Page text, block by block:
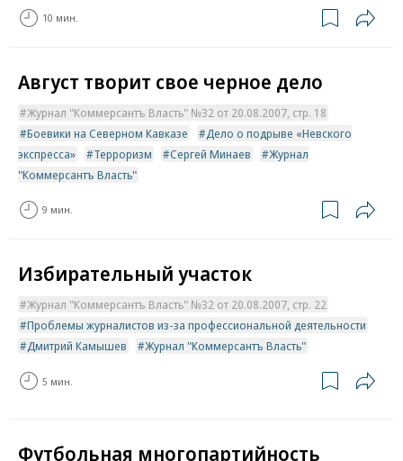
10 мин.
Август творит свое черное дело
Журнал "Коммерсантъ Власть" №32 от 20.08.2007, стр. 18
Боевики на Северном Кавказе
Дело о подрыве «Невского
экспресса»
Терроризм Сергей Минаев
Журнал
"Коммерсантъ Власть"
9 мин.
Избирательный участок
Журнал "Коммерсантъ Власть" №32 от 20.08.2007, стр. 22
Проблемы журналистов из-за профессиональной деятельности
Дмитрий Камышев
Журнал "Коммерсантъ Власть"
5 мин.
Футбольная многопартийность